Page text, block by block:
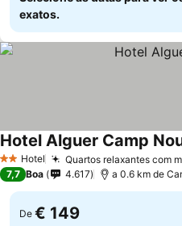
exatos.
2 Estrelas
Hotel Quartos relaxantes com
Hotel Alguer Camp
7,7 Boa 4.617 a 0.6 km de
De € 149